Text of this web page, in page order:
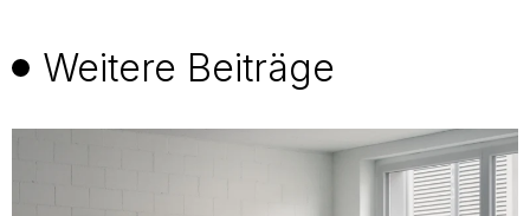
Weitere Beiträge